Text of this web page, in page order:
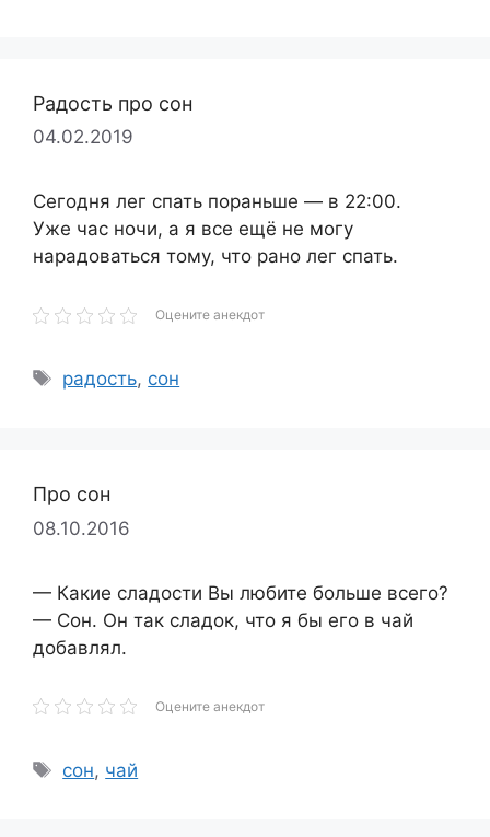
Радость про сон
04.02.2019
Сегодня лег спать пораньше — в 22:00.
Уже час ночи, а я все ещё не могу
нарадоваться тому, что рано лег спать.
Оцените анекдот
Метки
радость, сон
Про сон
08.10.2016
— Какие сладости Вы любите больше всего?
— Сон. Он так сладок, что я бы его в чай
добавлял.
Оцените анекдот
Метки
сон, чай